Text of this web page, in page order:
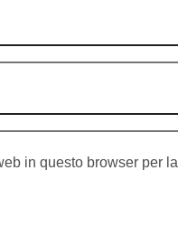
in questo browser per